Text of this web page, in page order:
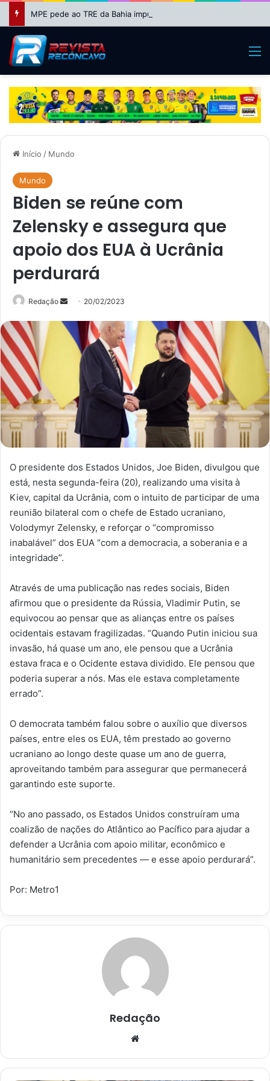
Início / Mundo
Mundo
Biden se reúne com
Zelensky e assegura que
apoio dos EUA à Ucrânia
perdurará
Redação
Mande
e-
mail
20/02/2023
O presidente dos Estados Unidos, Joe Biden, divulgou que
está, nesta segunda-feira (20), realizando uma visita à
Kiev, capital da Ucrânia, com o intuito de participar de uma
reunião bilateral com o chefe de Estado ucraniano,
Volodymyr Zelensky, e reforçar o “compromisso
inabalável” dos EUA “com a democracia, a soberania e a
integridade”.
Através de uma publicação nas redes sociais, Biden
afirmou que o presidente da Rússia, Vladimir Putin, se
equivocou ao pensar que as alianças entre os países
ocidentais estavam fragilizadas. “Quando Putin iniciou sua
invasão, há quase um ano, ele pensou que a Ucrânia
estava fraca e o Ocidente estava dividido. Ele pensou que
poderia superar a nós. Mas ele estava completamente
errado”.
O democrata também falou sobre o auxílio que diversos
países, entre eles os EUA, têm prestado ao governo
ucraniano ao longo deste quase um ano de guerra,
aproveitando também para assegurar que permanecerá
garantindo este suporte.
“No ano passado, os Estados Unidos construíram uma
coalizão de nações do Atlântico ao Pacífico para ajudar a
defender a Ucrânia com apoio militar, econômico e
humanitário sem precedentes — e esse apoio perdurará”.
Por: Metro1
Redação